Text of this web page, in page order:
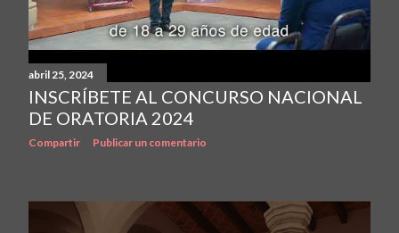
abril 25, 2024
INSCRÍBETE AL CONCURSO NACIONAL
DE ORATORIA 2024
Compartir Publicar un comentario